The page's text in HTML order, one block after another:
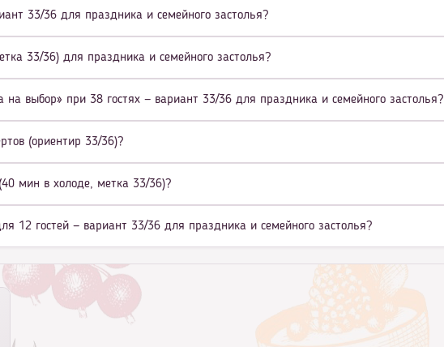
33/36 для праздника и семейного застолья?
33/36) для праздника и семейного застолья?
выбор» при 38 гостях — вариант 33/36 для праздника и семейного застолья?
(ориентир 33/36)?
мин в холоде, метка 33/36)?
12 гостей — вариант 33/36 для праздника и семейного застолья?